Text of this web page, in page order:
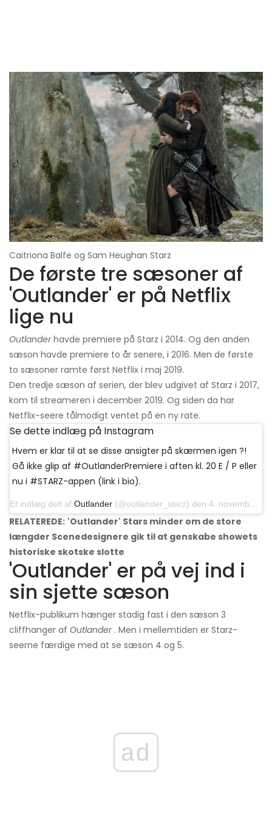
Caitriona Balfe og Sam Heughan Starz
De første tre sæsoner af
'Outlander' er på Netflix
lige nu
Outlanderhavde premiere på Starz i 2014. Og den anden
sæson havde premiere to år senere, i 2016. Men de første
to sæsoner ramte først Netflix i maj 2019.
Den tredje sæson af serien, der blev udgivet af Starz i 2017,
kom til streameren i december 2019. Og siden da har
Netflix-seere tålmodigt ventet på en ny rate.
Se dette indlæg på Instagram
Hvem er klar til at se disse ansigter på skærmen igen ?!
Gå ikke glip af #OutlanderPremiere i aften kl. 20 E / P eller
nu i #STARZ-appen (link i bio).
Et indlæg delt af Outlander (@outlander_starz) den 4. november 2018 kl. 16:22 PST
RELATEREDE: 'Outlander' Stars minder om de store
længder Scenedesignere gik til at genskabe showets
historiske skotske slotte
'Outlander' er på vej ind i
sin sjette sæson
Netflix-publikum hænger stadig fast i den sæson 3
cliffhanger af Outlander. Men i mellemtiden er Starz-
seerne færdige med at se sæson 4 og 5.
ad